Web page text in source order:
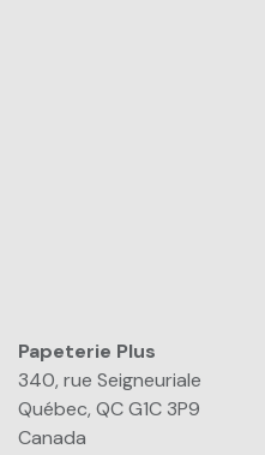
Papeterie Plus​
340, rue Seigneuriale
Québec, QC G1C 3P9
Canada